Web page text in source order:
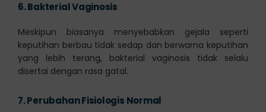
6.Bakterial Vaginosis
Meskipun biasanya menyebabkan gejala seperti
keputihan berbau tidak sedap dan berwarna keputihan
yang lebih terang, bakterial vaginosis tidak selalu
disertai dengan rasa gatal.
7.Perubahan Fisiologis Normal